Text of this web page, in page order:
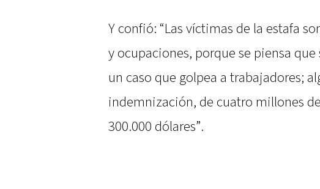
Y confió: “Las víctimas de la estafa
y ocupaciones, porque se piensa
un caso que golpea a trabajadores;
indemnización, de cuatro millones
300.000 dólares”.